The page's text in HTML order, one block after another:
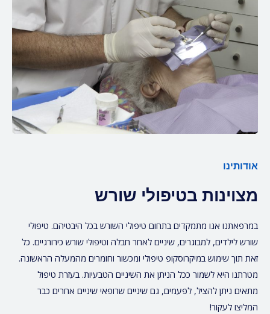
אודותינו
מצוינות בטיפולי שורש
במרפאתנו אנו מתמקדים בתחום טיפולי השורש בכל היבטיהם. טיפולי
שורש לילדים, למבוגרים, שיניים לאחר חבלה וטיפולי שורש כירורגיים. כל
זאת תוך שימוש במיקרוסקופ טיפולי ומכשור וחומרים מהמעלה הראשונה.
מטרתנו היא לשמור ככל הניתן את השיניים הטבעיות. בעזרת טיפול
מתאים ניתן להציל, לפעמים, גם שיניים שרופאי שיניים אחרים כבר
המליצו לעקור!